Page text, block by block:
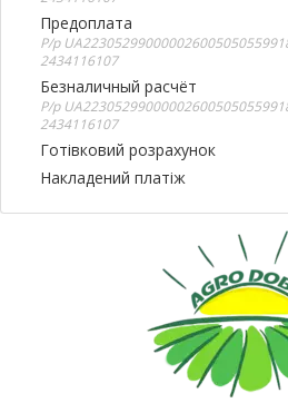
Предоплата
Р/р
2434116107
Безналичный расчёт
Р/р
2434116107
Готівковий розрахунок
Накладений платіж